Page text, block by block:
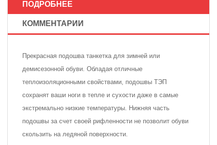
ПОДРОБНЕЕ
КОММЕНТАРИИ
Прекрасная подошва танкетка для зимней или
демисезонной обуви. Обладая отличные
теплоизоляционными свойствами, подошвы ТЭП
сохранят ваши ноги в тепле и сухости даже в самые
экстремально низкие температуры. Нижняя часть
подошвы за счет своей рифленности не позволит обуви
скользить на ледяной поверхности.